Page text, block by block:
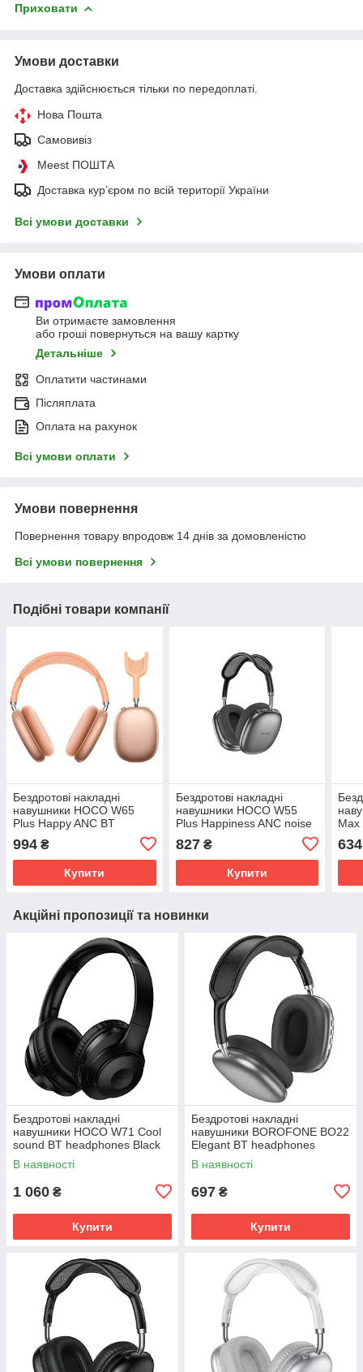
Приховати
Умови доставки
Доставка здійснюється тільки по передоплаті.
Нова Пошта
Самовивіз
Meest ПОШТА
Доставка кур’єром по всій території України
Всі умови доставки
Умови оплати
Ви отримаєте замовлення
або гроші повернуться на вашу картку
Детальніше
Оплатити частинами
Післяплата
Оплата на рахунок
Всі умови оплати
Умови повернення
Повернення товару впродовж 14 днів за домовленістю
Всі умови повернення
Подібні товари компанії
Бездротові накладні
навушники HOCO W65
Plus Happy ANC BT
994 ₴
Купити
Бездротові накладні
навушники HOCO W55
Plus Happiness ANC noise
reduction BT headphones
Deep Space Gray
827₴
Купити
Max
634
Акційні пропозиції та новинки
Бездротові накладні
навушники HOCO W71 Cool
sound BT headphones Black
В наявності
1 060 ₴
Купити
Бездротові накладні
навушники BOROFONE BO22
Elegant BT headphones
Space Gray
В наявності
697 ₴
Купити